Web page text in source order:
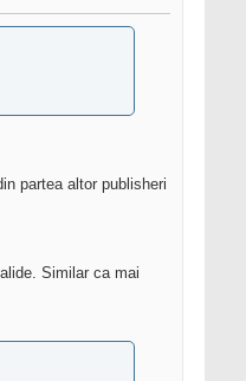
partea altor publisheri
Similar ca mai